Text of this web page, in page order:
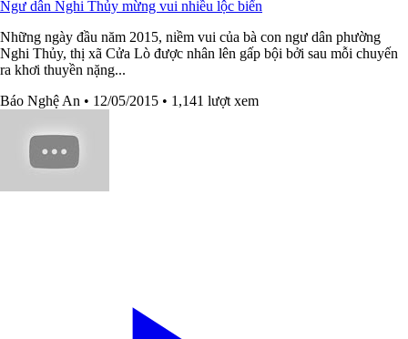
Ngư dân Nghi Thủy mừng vui nhiều lộc biển
Những ngày đầu năm 2015, niềm vui của bà con ngư dân phường
Nghi Thủy, thị xã Cửa Lò được nhân lên gấp bội bởi sau mỗi chuyến
ra khơi thuyền nặng...
Báo Nghệ An • 12/05/2015 • 1,141 lượt xem